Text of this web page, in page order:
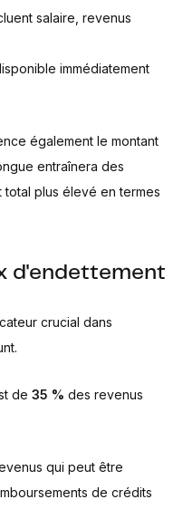
salaire, revenus
immédiatement
également le montant
entraînera des
total plus élevé en termes
d'endettement
crucial dans
de 35 % des revenus
qui peut être
de crédits